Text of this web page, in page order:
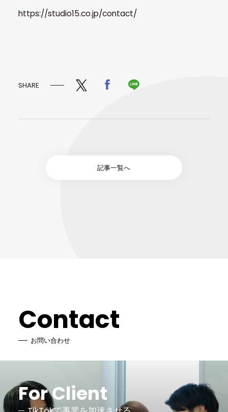
https://studio15.co.jp/contact/
SHARE
記事一覧へ
Contact
お問い合わせ
For Client